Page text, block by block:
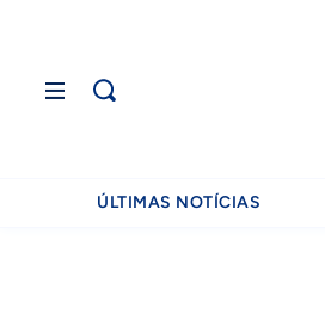
ÚLTIMAS NOTÍCIAS